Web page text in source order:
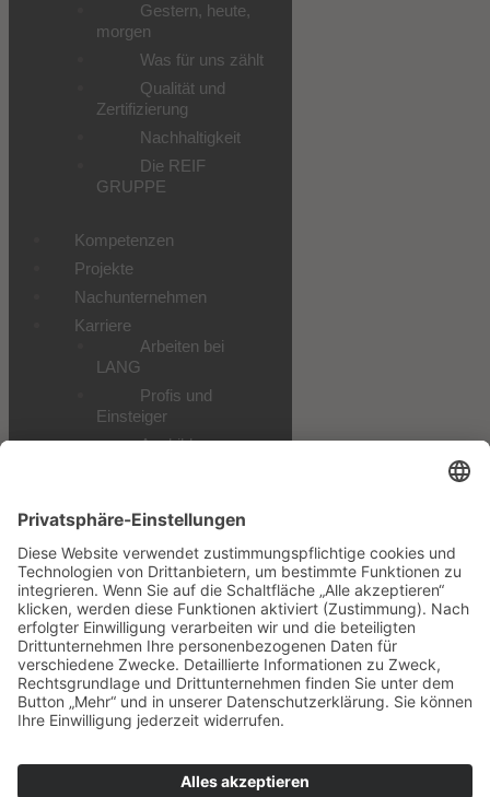
Gestern, heute,
morgen
Was für uns zählt
Qualität und
Zertifizierung
Nachhaltigkeit
Die REIF
GRUPPE
Kompetenzen
Projekte
Nachunternehmen
Karriere
Arbeiten bei
LANG
Profis und
Einsteiger
Ausbildung
Alle
Stellenangebote
Downloads
Datenschutz
Impressum